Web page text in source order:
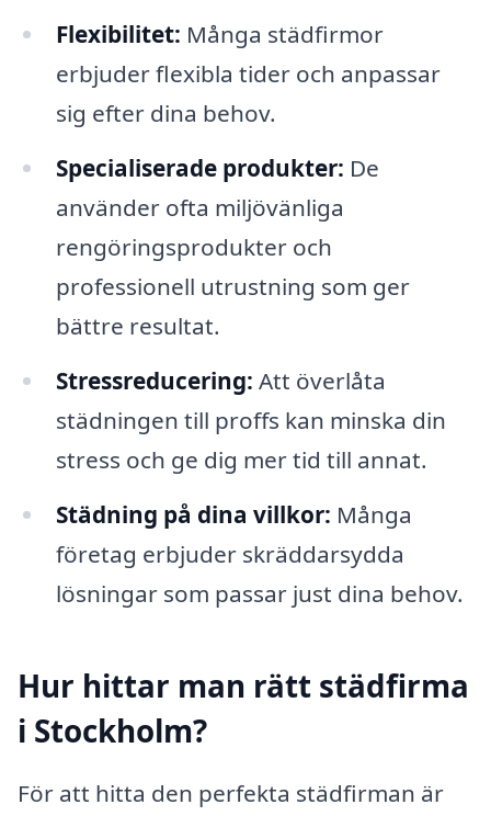
Flexibilitet: Många städfirmor
erbjuder flexibla tider och anpassar
sig efter dina behov.
Specialiserade produkter: De
använder ofta miljövänliga
rengöringsprodukter och
professionell utrustning som ger
bättre resultat.
Stressreducering: Att överlåta
städningen till proffs kan minska din
stress och ge dig mer tid till annat.
Städning på dina villkor: Många
företag erbjuder skräddarsydda
lösningar som passar just dina behov.
Hur hittar man rätt städfirma
i Stockholm?
För att hitta den perfekta städfirman är